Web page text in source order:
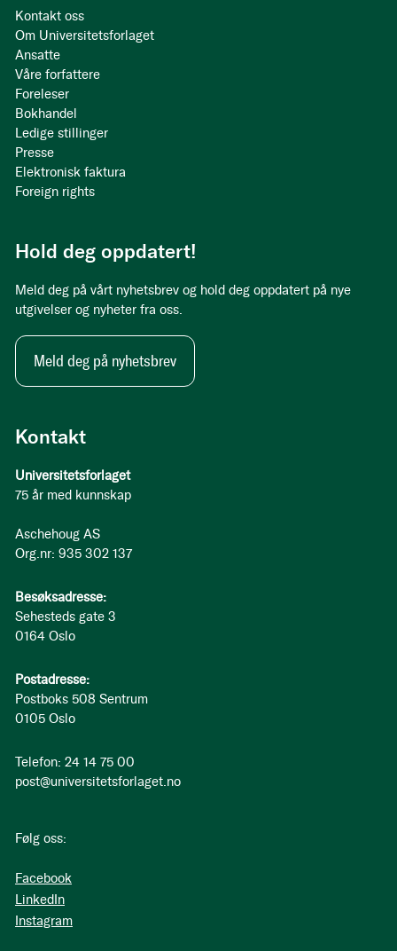
Kontakt
Universitetsforlaget
75 år med kunnskap
Aschehoug AS
Org.nr: 935 302 137
Besøksadresse:
Sehesteds gate 3
0164 Oslo
Postadresse:
Postboks 508 Sentrum
0105 Oslo
Telefon: 24 14 75 00
post@universitetsforlaget.no
Følg oss:
Facebook
LinkedIn
Instagram
Kontakt oss
Om Universitetsforlaget
Ansatte
Våre forfattere
Foreleser
Bokhandel
Ledige stillinger
Presse
Elektronisk faktura
Foreign rights
Hold deg oppdatert!
Meld deg på vårt nyhetsbrev og hold deg oppdatert på nye
utgivelser og nyheter fra oss.
Meld deg på nyhetsbrev